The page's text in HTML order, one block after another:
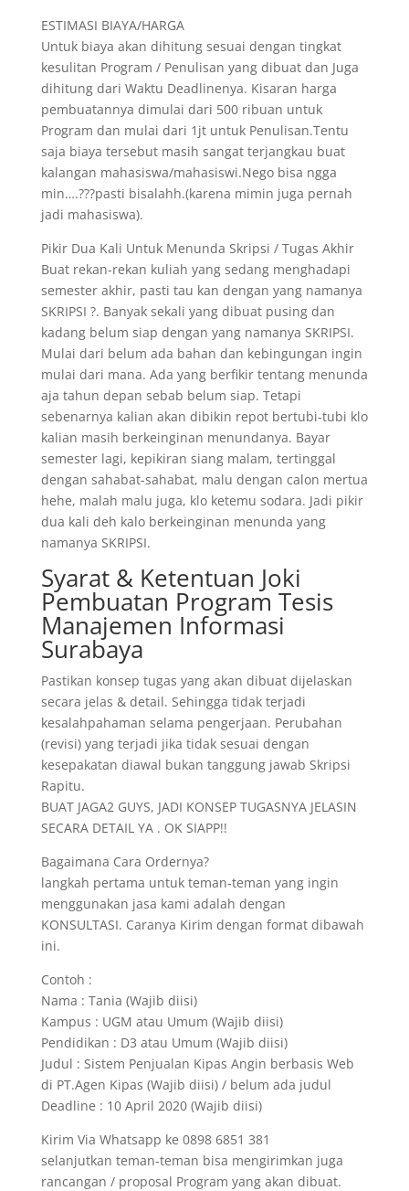
ESTIMASI BIAYA/HARGA
Untuk biaya akan dihitung sesuai dengan tingkat
kesulitan Program / Penulisan yang dibuat dan Juga
dihitung dari Waktu Deadlinenya. Kisaran harga
pembuatannya dimulai dari 500 ribuan untuk
Program dan mulai dari 1jt untuk Penulisan.Tentu
saja biaya tersebut masih sangat terjangkau buat
kalangan mahasiswa/mahasiswi.Nego bisa ngga
min….???pasti bisalahh.(karena mimin juga pernah
jadi mahasiswa).
Pikir Dua Kali Untuk Menunda Skripsi / Tugas Akhir
Buat rekan-rekan kuliah yang sedang menghadapi
semester akhir, pasti tau kan dengan yang namanya
SKRIPSI ?. Banyak sekali yang dibuat pusing dan
kadang belum siap dengan yang namanya SKRIPSI.
Mulai dari belum ada bahan dan kebingungan ingin
mulai dari mana. Ada yang berfikir tentang menunda
aja tahun depan sebab belum siap. Tetapi
sebenarnya kalian akan dibikin repot bertubi-tubi klo
kalian masih berkeinginan menundanya. Bayar
semester lagi, kepikiran siang malam, tertinggal
dengan sahabat-sahabat, malu dengan calon mertua
hehe, malah malu juga, klo ketemu sodara. Jadi pikir
dua kali deh kalo berkeinginan menunda yang
namanya SKRIPSI.
Syarat & Ketentuan Joki
Pembuatan Program Tesis
Manajemen Informasi
Surabaya
Pastikan konsep tugas yang akan dibuat dijelaskan
secara jelas & detail. Sehingga tidak terjadi
kesalahpahaman selama pengerjaan. Perubahan
(revisi) yang terjadi jika tidak sesuai dengan
kesepakatan diawal bukan tanggung jawab Skripsi
Rapitu.
BUAT JAGA2 GUYS, JADI KONSEP TUGASNYA JELASIN
SECARA DETAIL YA . OK SIAPP!!
Bagaimana Cara Ordernya?
langkah pertama untuk teman-teman yang ingin
menggunakan jasa kami adalah dengan
KONSULTASI. Caranya Kirim dengan format dibawah
ini.
Contoh :
Nama : Tania (Wajib diisi)
Kampus : UGM atau Umum (Wajib diisi)
Pendidikan : D3 atau Umum (Wajib diisi)
Judul : Sistem Penjualan Kipas Angin berbasis Web
di PT.Agen Kipas (Wajib diisi) / belum ada judul
Deadline : 10 April 2020 (Wajib diisi)
Kirim Via Whatsapp ke 0898 6851 381
selanjutkan teman-teman bisa mengirimkan juga
rancangan / proposal Program yang akan dibuat.